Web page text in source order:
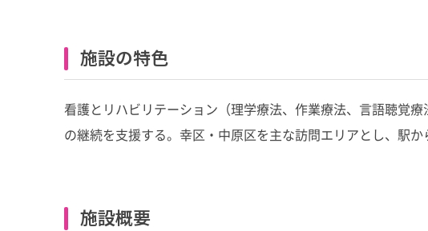
施設の特色
看護とリハビリテーション（理学療法、作業療法、言語聴覚
の継続を支援する。幸区・中原区を主な訪問エリアとし、駅
施設概要